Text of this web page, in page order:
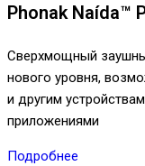
Phonak Naída™
Сверхмощный
нового уровня,
и другим
приложениями
Подробнее